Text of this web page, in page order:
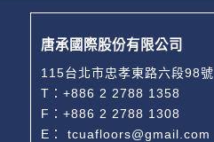
唐承國際股份有限公司
115台北市忠孝東路六段98號
T：+886 2 2788 1358
F：+886 2 2788 1308
E：
tcuafloors@gmail.com